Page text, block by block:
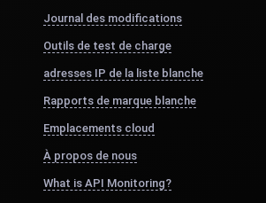
Journal des modifications
Outils de test de charge
adresses IP de la liste blanche
Rapports de marque blanche
Emplacements cloud
À propos de nous
What is API Monitoring?